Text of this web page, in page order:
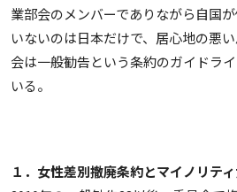
業部会のメンバーでありながら自国
いないのは日本だけで、居心地の悪
会は一般勧告という条約のガイドラ
いる。
１．女性差別撤廃条約とマイノリテ